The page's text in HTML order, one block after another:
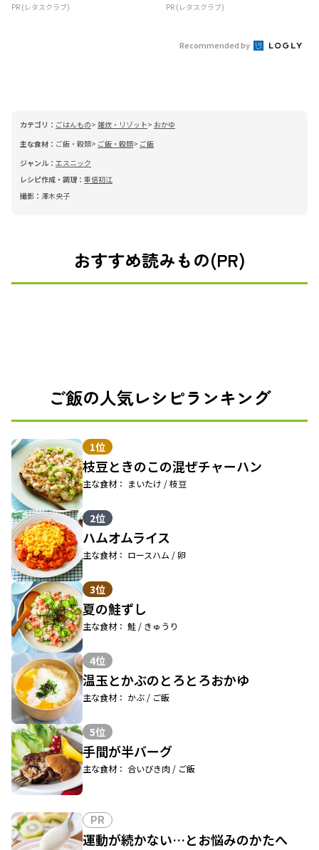
PR (レタスクラブ) PR (レタスクラブ)
Recommended by
カテゴリ： ごはんもの 雑炊・リゾット
おかゆ
主な食材： ご飯・穀類 ご飯・穀類
ご飯
ジャンル： エスニック
レシピ作成・調理： 重信初江
撮影： 澤木央子
おすすめ読みもの(PR)
ご飯の人気レシピランキング
1位
枝豆ときのこの混ぜチャーハン
主な食材： まいたけ / 枝豆
2位
ハムオムライス
主な食材： ロースハム / 卵
3位
夏の鮭ずし
主な食材： 鮭 / きゅうり
4位
温玉とかぶのとろとろおかゆ
主な食材： かぶ / ご飯
5位
手間が半バーグ
主な食材： 合いびき肉 / ご飯
PR
運動が続かない…とお悩みのかたへ